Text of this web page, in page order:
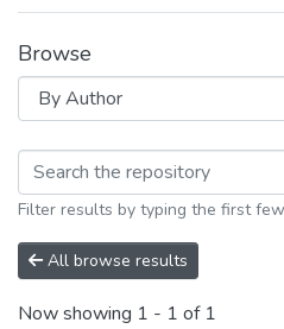
Browse
Browsing
Filter results by typing the first
All browse results
Now showing 1 - 1 of 1